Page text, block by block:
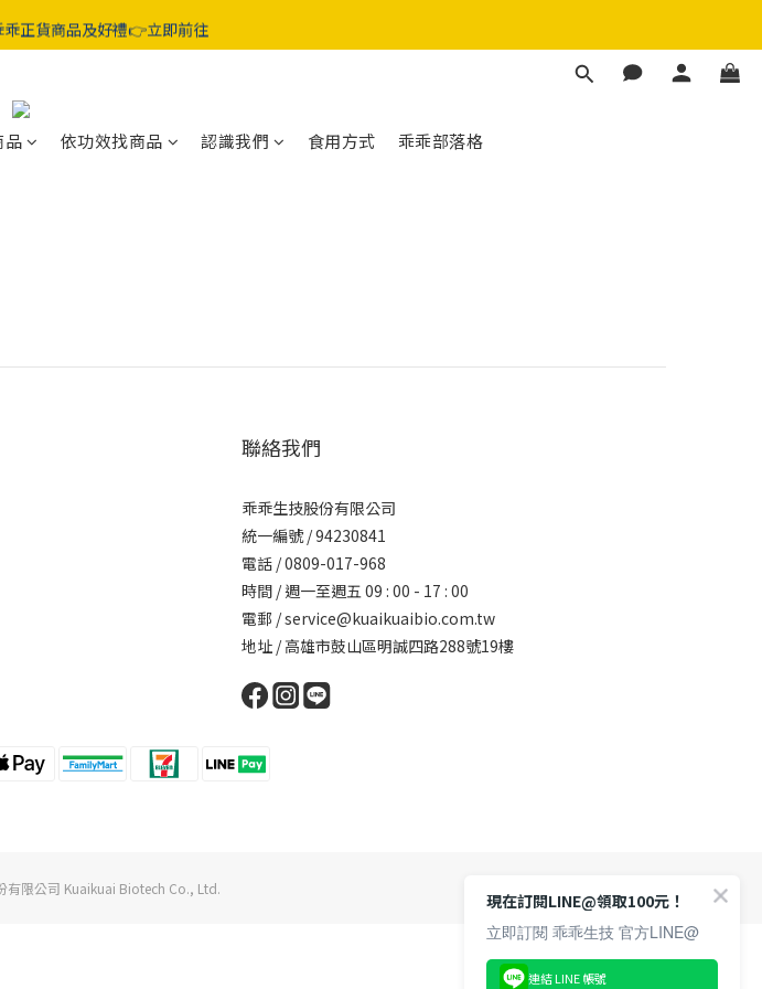
生菌 / 舒敏益生菌 / 蔓越莓GABA益生菌
正貨商品及好禮👉立即前往
品 依功效找商品 認識我們 食用方式 乖乖部落格
聯絡我們
乖乖生技股份有限公司
統一編號 / 94230841
電話 / 0809-017-968
時間 / 週一至週五 09 : 00 - 17 : 00
電郵 /service@kuaikuaibio.com.tw
地址 / 高雄市鼓山區明誠四路288號19樓
限公司 Kuaikuai Biotech Co., Ltd.
現在訂閱LINE@領取100元！
立即訂閱 乖乖生技 官方LINE@
連結 LINE 帳號